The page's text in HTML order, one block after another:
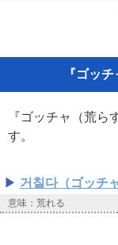
『ゴッ
『ゴッチャ（荒ら
す。
거칠다（ゴッチャ
意味：荒れる